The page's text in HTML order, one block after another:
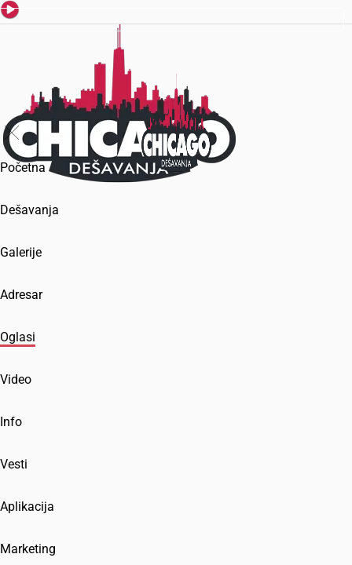
Početna
Dešavanja
Galerije
Adresar
Oglasi
Video
Info
Vesti
Aplikacija
Marketing